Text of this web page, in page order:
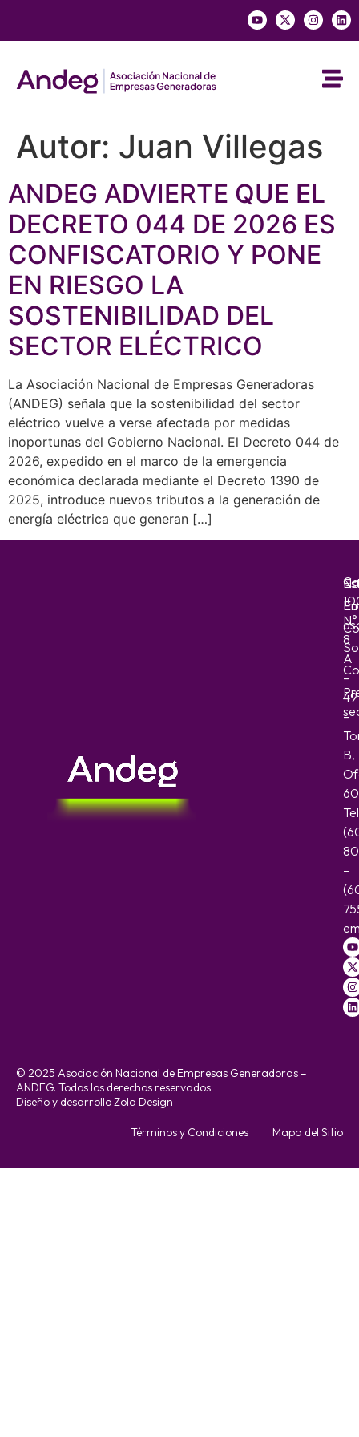
Autor: Juan Villegas
ANDEG ADVIERTE QUE EL
DECRETO 044 DE 2026 ES
CONFISCATORIO Y PONE
EN RIESGO LA
SOSTENIBILIDAD DEL
SECTOR ELÉCTRICO
La Asociación Nacional de Empresas Generadoras
(ANDEG) señala que la sostenibilidad del sector
eléctrico vuelve a verse afectada por medidas
inoportunas del Gobierno Nacional. El Decreto 044 de
2026, expedido en el marco de la emergencia
económica declarada mediante el Decreto 1390 de
2025, introduce nuevos tributos a la generación de
energía eléctrica que generan […]
N°
8
A
–
49
–
B,
–
© 2025 Asociación Nacional de Empresas Generadoras –
ANDEG. Todos los derechos reservados
Diseño y desarrollo Zola Design
Términos y Condiciones Mapa del Sitio